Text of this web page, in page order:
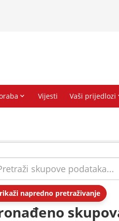
napredno pretraživanje